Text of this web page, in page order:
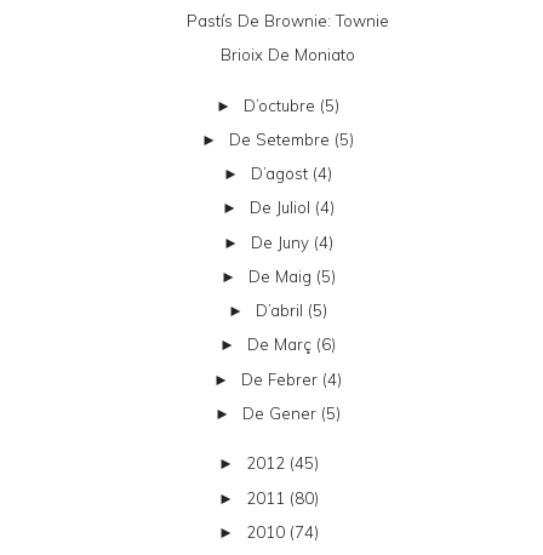
Pastís De Brownie: Townie
Brioix De Moniato
► D’octubre (5)
► De Setembre (5)
► D’agost (4)
► De Juliol (4)
► De Juny (4)
► De Maig (5)
► D’abril (5)
► De Març (6)
► De Febrer (4)
► De Gener (5)
► 2012 (45)
► 2011 (80)
► 2010 (74)